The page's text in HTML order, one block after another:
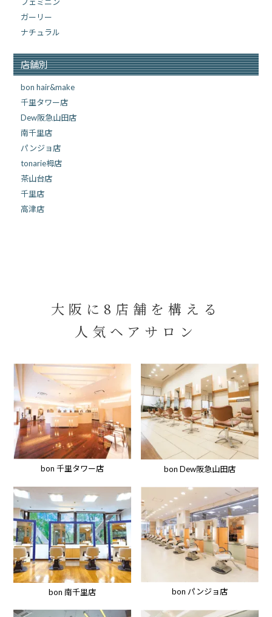
フェミニン
ガーリー
ナチュラル
店舗別
bon hair&make
千里タワー店
Dew阪急山田店
南千里店
パンジョ店
tonarie栂店
茶山台店
千里店
高津店
大阪に8店舗を構える
人気ヘアサロン
bon 千里タワー店 bon Dew阪急山田店
bon 南千里店 bon パンジョ店